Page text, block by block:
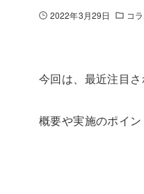
2022年3月29日 コ
今回は、最近注目
概要や実施のポイン